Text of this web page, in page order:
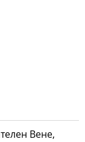
Вене,